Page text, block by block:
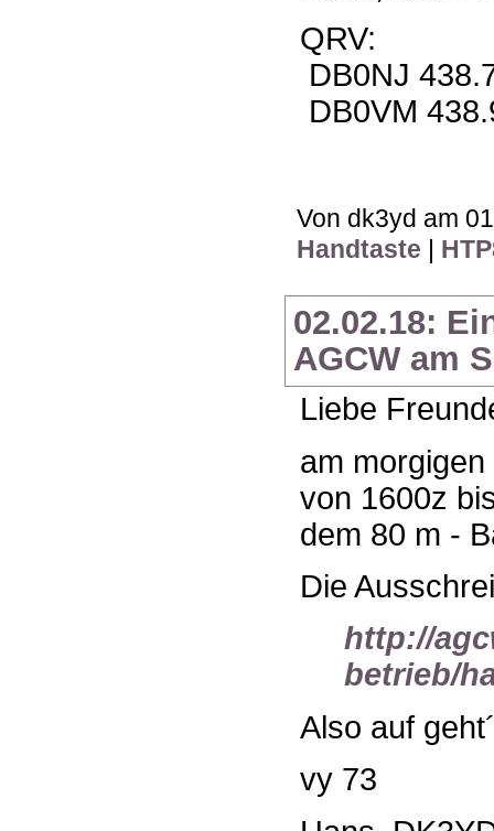
QRV:
DB0NJ
DB0VM
Von dk3yd am
Handtaste
02.02.18:
AGCW am
Liebe
am
von 1600z
dem 80 m -
Die
http://
betrieb/
Also auf
vy 73